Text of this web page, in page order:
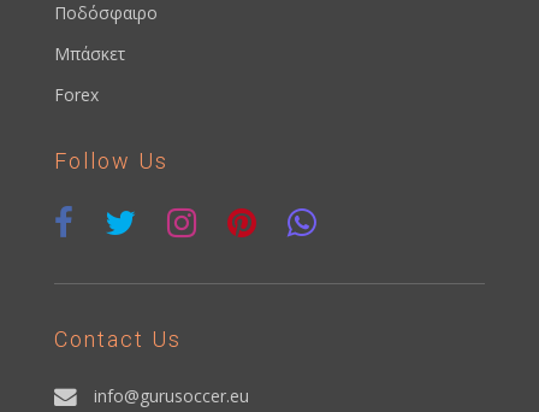
Ποδόσφαιρο
Μπάσκετ
Forex
Follow Us
Contact Us
info@gurusoccer.eu